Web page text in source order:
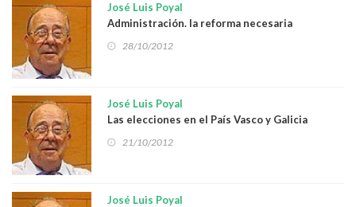
José Luis Poyal
Administración. la reforma necesaria
28/10/2012
José Luis Poyal
Las elecciones en el País Vasco y Galicia
21/10/2012
José Luis Poyal